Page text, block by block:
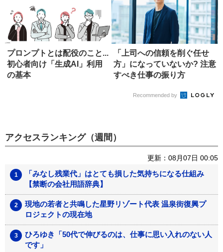
プロンプトとは配役のこと...
初心者向け「生成AI」利用
の基本
「上司への信頼を削ぐ任せ
方」になっていないか? 注意
すべき仕事の振り方
Recommended by
アクセスランキング（週間）
更新：08月07日 00:05
「みなし残業代」はとても損した気持ちになる仕組み
【禁断の会社用語辞典】
現地の若者と共鳴した星野リゾート代表 温泉街復興プ
ロジェクトの現在地
ひろゆき「50代で伸びるのは、仕事に思い入れのない人
です」